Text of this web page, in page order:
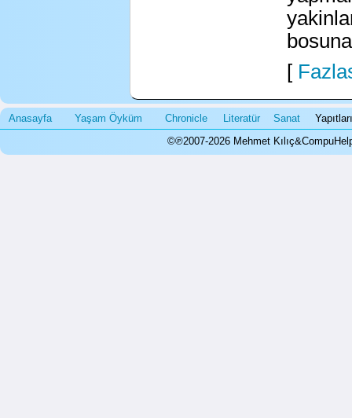
[
Anasayfa Yaşam Öyküm Chronicle Literatür Sanat
©℗2007-2026 Mehmet